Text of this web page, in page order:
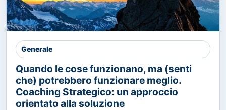
Generale
Quando le cose funzionano, ma (senti
che) potrebbero funzionare meglio.
Coaching Strategico: un approccio
orientato alla soluzione